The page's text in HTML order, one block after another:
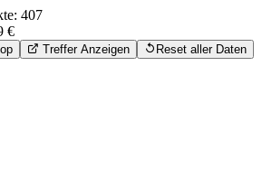
407
€
Treffer Anzeigen Reset aller Daten